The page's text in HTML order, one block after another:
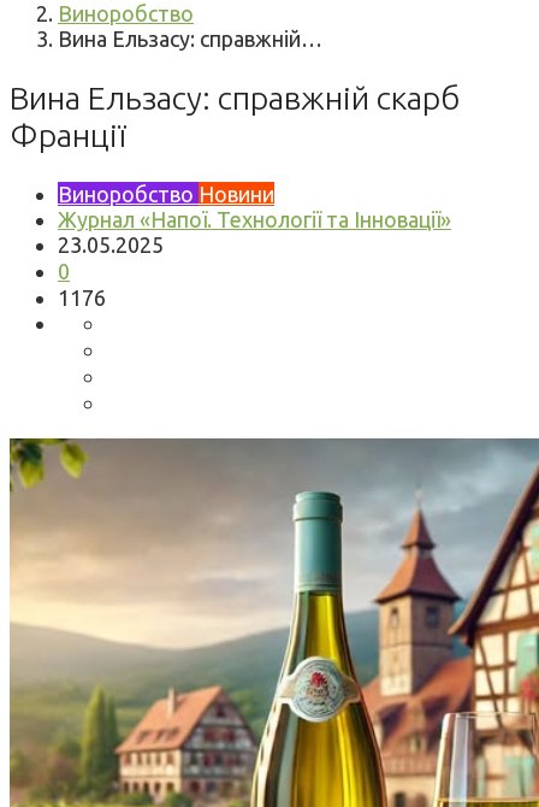
Виноробство
Вина Ельзасу: справжній…
Вина Ельзасу: справжній скарб
Франції
Виноробство Новини
Журнал «Напої. Технології та Інновації»
23.05.2025
0
1176